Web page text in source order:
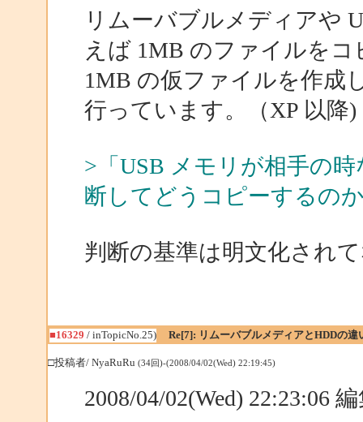
リムーバブルメディアや
えば 1MB のファイルを
1MB の仮ファイルを作成
行っています。（XP 以降)
>「USB メモリが相手の
断してどうコピーするの
判断の基準は明文化され
■16329 / inTopicNo.25) Re[7]: リムーバブルメディアとHDDの違
□投稿者/ NyaRuRu (34回)-(2008/04/02(Wed) 22:19:45)
2008/04/02(Wed) 22:23:06